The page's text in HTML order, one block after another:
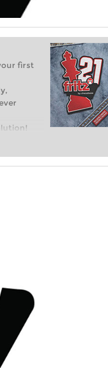
first
chess,